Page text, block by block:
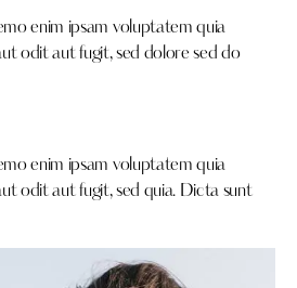
enim ipsam voluptatem quia
odit aut fugit, sed dolore sed do
enim ipsam voluptatem quia
odit aut fugit, sed quia. Dicta sunt